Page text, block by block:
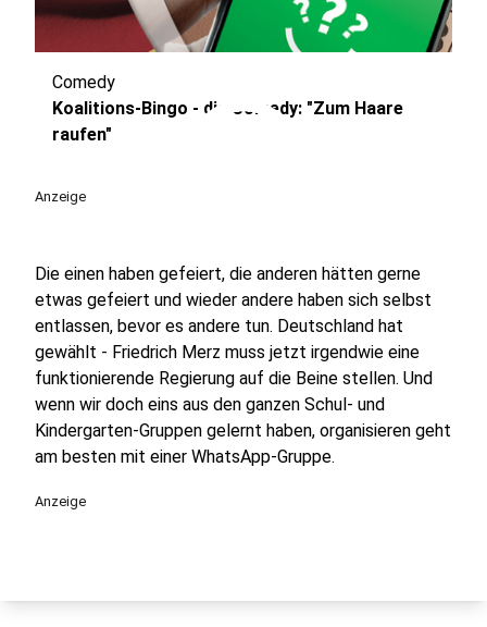
play_circle
Comedy
Koalitions-Bingo - die Comedy: "Zum Haare
raufen"
Anzeige
Die einen haben gefeiert, die anderen hätten gerne
etwas gefeiert und wieder andere haben sich selbst
entlassen, bevor es andere tun. Deutschland hat
gewählt - Friedrich Merz muss jetzt irgendwie eine
funktionierende Regierung auf die Beine stellen. Und
wenn wir doch eins aus den ganzen Schul- und
Kindergarten-Gruppen gelernt haben, organisieren geht
am besten mit einer WhatsApp-Gruppe.
Anzeige